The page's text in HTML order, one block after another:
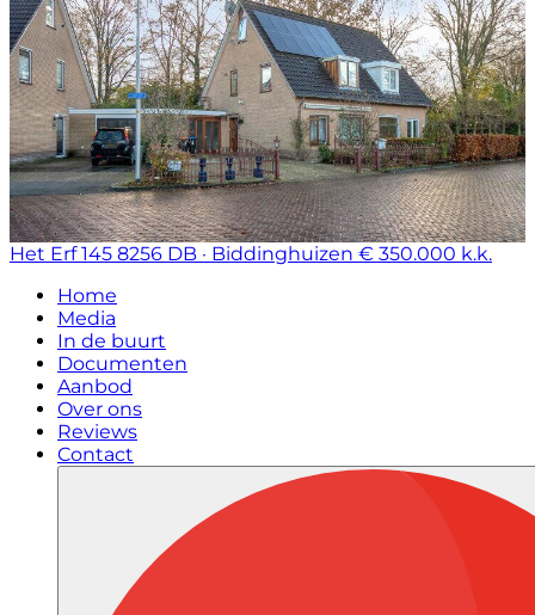
Het Erf 145 8256 DB · Biddinghuizen € 350.000 k.k.
Home
Media
In de buurt
Documenten
Aanbod
Over ons
Reviews
Contact